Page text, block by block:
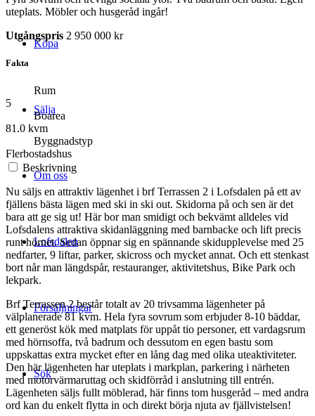
Köpa
Sälja
Om oss
Lofsdalen
Försäljningar
Sök
uteplats. Möbler och husgeråd ingår!
Utgångspris 2 950 000 kr
Fakta
Rum
5
Boarea
81.0 kvm
Byggnadstyp
Flerbostadshus
Beskrivning
Nu säljs en attraktiv lägenhet i brf Terrassen 2 i Lofsdalen på ett av
fjällens bästa lägen med ski in ski out. Skidorna på och sen är det
bara att ge sig ut! Här bor man smidigt och bekvämt alldeles vid
Lofsdalens attraktiva skidanläggning med barnbacke och lift precis
runt hörnet. Sedan öppnar sig en spännande skidupplevelse med 25
nedfarter, 9 liftar, parker, skicross och mycket annat. Och ett stenkast
bort når man längdspår, restauranger, aktivitetshus, Bike Park och
lekpark.
Brf Terrassen 2 består totalt av 20 trivsamma lägenheter på
välplanerade 81 kvm. Hela fyra sovrum som erbjuder 8-10 bäddar,
ett generöst kök med matplats för uppåt tio personer, ett vardagsrum
med hörnsoffa, två badrum och dessutom en egen bastu som
uppskattas extra mycket efter en lång dag med olika uteaktiviteter.
Den här lägenheten har uteplats i markplan, parkering i närheten
med motorvärmaruttag och skidförråd i anslutning till entrén.
Lägenheten säljs fullt möblerad, här finns tom husgeråd – med andra
ord kan du enkelt flytta in och direkt börja njuta av fjällvistelsen!